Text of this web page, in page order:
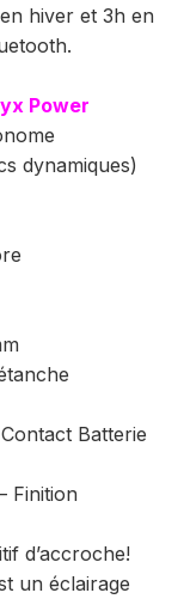
hiver et 3h en
Power
dynamiques)
Batterie
Finition
d’accroche!
un éclairage